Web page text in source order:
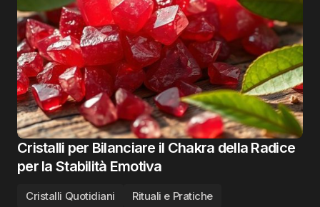
Cristalli per Bilanciare il Chakra della Radice
per la Stabilità Emotiva
Cristalli Quotidiani Rituali e Pratiche